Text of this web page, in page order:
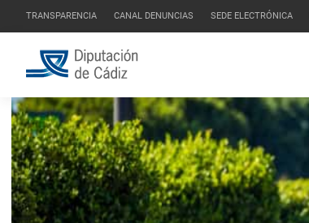
TRANSPARENCIA CANAL DENUNCIAS SEDE ELECTRÓNICA